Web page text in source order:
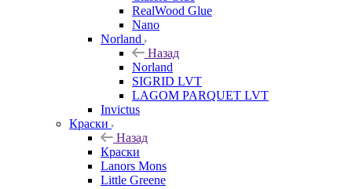
RealWood Glue
Nano
Norland
Назад
Norland
SIGRID LVT
LAGOM PARQUET LVT
Invictus
Краски
Назад
Краски
Lanors Mons
Little Greene